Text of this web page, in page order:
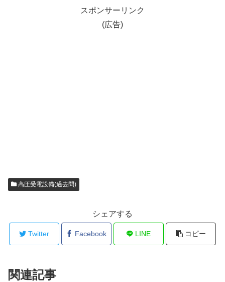
スポンサーリンク
(広告)
高圧受電設備(過去問)
シェアする
Twitter Facebook LINE コピー
関連記事